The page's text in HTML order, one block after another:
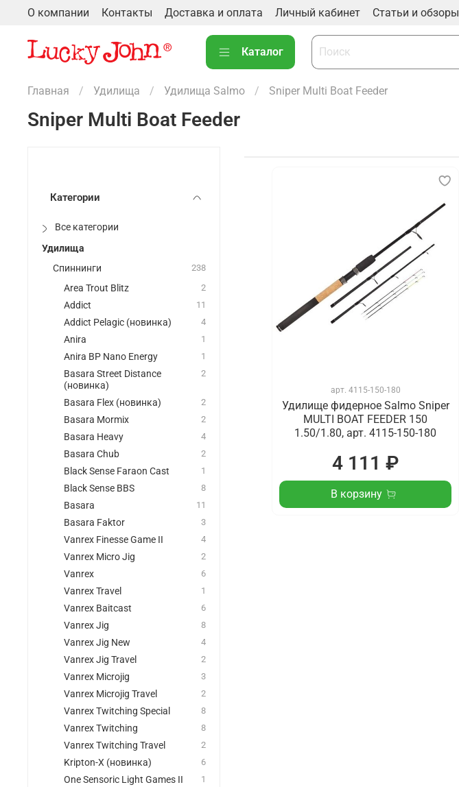
О компании Контакты Доставка и оплата Личный кабинет Статьи и обзоры
Каталог
Главная Удилища Удилища Salmo Sniper Multi Boat Feeder
Sniper Multi Boat Feeder
арт. 4115-150-180
Удилище фидерное Salmo Sniper
MULTI BOAT FEEDER 150
1.50/1.80, арт. 4115-150-180
4 111 ₽
В корзину
Категории
Все категории
Удилища
Спиннинги
238
Area Trout Blitz 2
Addict 11
Addict Pelagic (новинка) 4
Anira 1
Anira BP Nano Energy 1
Basara Street Distance
(новинка)
2
Basara Flex (новинка) 2
Basara Mormix 2
Basara Heavy 4
Basara Chub 2
Black Sense Faraon Cast 1
Black Sense BBS 8
Basara 11
Basara Faktor 3
Vanrex Finesse Game II 4
Vanrex Micro Jig 2
Vanrex 6
Vanrex Travel 1
Vanrex Baitcast 6
Vanrex Jig 8
Vanrex Jig New 4
Vanrex Jig Travel 2
Vanrex Microjig 3
Vanrex Microjig Travel 2
Vanrex Twitching Special 8
Vanrex Twitching 8
Vanrex Twitching Travel 2
Kripton-X (новинка) 6
One Sensoric Light Games II 1